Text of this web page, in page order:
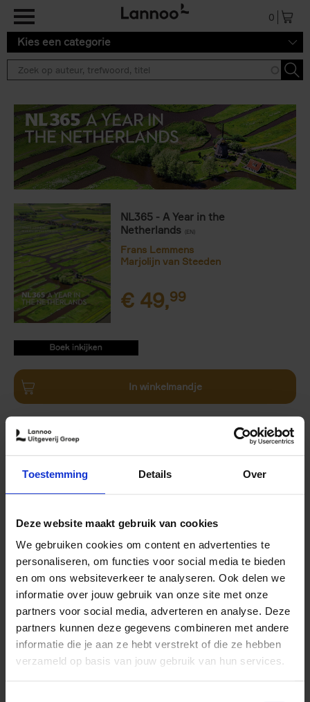
Toestemming Details Over
Deze website maakt gebruik van cookies
We gebruiken cookies om content en advertenties te
personaliseren, om functies voor social media te bieden
en om ons websiteverkeer te analyseren. Ook delen we
informatie over jouw gebruik van onze site met onze
partners voor social media, adverteren en analyse. Deze
partners kunnen deze gegevens combineren met andere
informatie die je aan ze hebt verstrekt of die ze hebben
verzameld op basis van jouw gebruik van hun services.
Overslaan en naar de inhoud gaan
0
Kies een categorie
NL365 - A Year in the
Netherlands (EN)
Frans Lemmens
Marjolijn van Steeden
€ 49,99
9789020979046.PDF
9789020979046.PDF
In winkelmandje
Beschikbaarheid:
Leverbaar (binnen 1-2 werkdagen in huis)
NL365 - A Year in the Netherlands
is without a doubt the
Amsterdam canals and tulips go hand in hand with
sustainability, dance festivals, Dutch Design and modern
architecture.
Celebrated photographers Frans Lemmens and Marjolijn
van Steeden show the versatility, dynamism and
ingenuity of the Netherlands day by day, from January 1
to December 31. This wide-ranging book is a feast for
the eye, and a homage to a beautiful country.